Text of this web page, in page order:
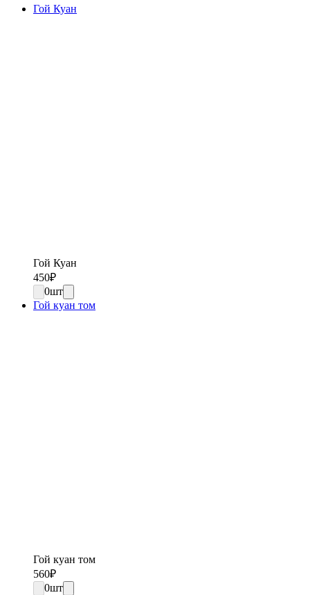
Гой Куан
Гой Куан
450₽
0шт
Гой куан том
Гой куан том
560₽
0шт